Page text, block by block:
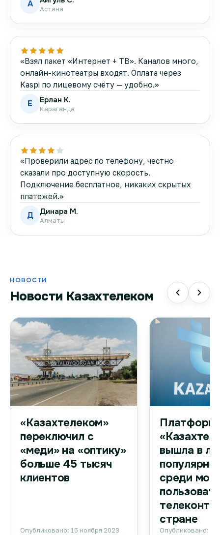
А Астана
«Взял пакет «Интернет + ТВ». Каналов много,
онлайн-кинотеатры входят. Оплата через
Kaspi по лицевому счёту — удобно.»
Е Ерлан К.
Караганда
«Проверили адрес по телефону, честно
сказали про доступную скорость.
Подключение бесплатное, никаких скрытых
платежей.»
Д Динара М.
Алматы
НОВОСТИ
Новости Казахтелеком
«Казахтелеком»
переключил с
«меди» на «оптику»
больше 45 тысяч
клиентов
Опубликовано: 15 ноября 2023
вышла в
среди
стране
Опубликовано: 15